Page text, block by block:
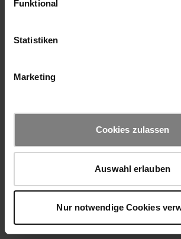
Funktional
Statistiken
Marketing
Cookies zulassen
Auswahl erlauben
Nur notwendige Cookies